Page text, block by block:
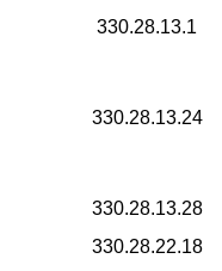
330.28.13.1
330.28.13.24
330.28.13.28
330.28.22.18